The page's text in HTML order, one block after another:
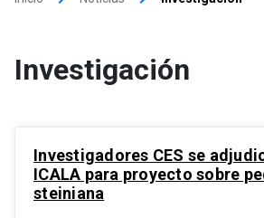
Investigación
Investigadores CES se
ICALA para proyecto sobre
steiniana